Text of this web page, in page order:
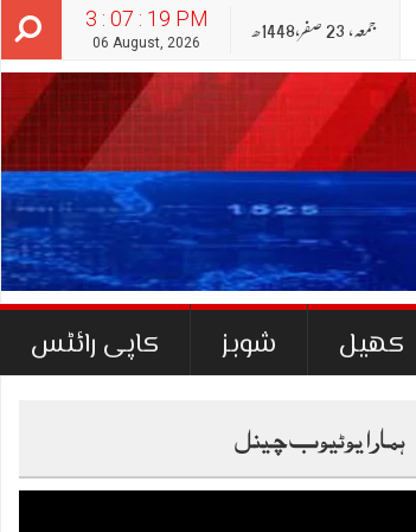
3 : 07 : 20 PM
06 August, 2026
جمعہ‬‮, 23 صفر‬,1448ھ
کھیل شوبز کاپی رائٹس
ہمارا یوٹیوب چینل